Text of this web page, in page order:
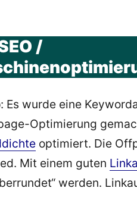
/
Es wurde eine
Optimierung
optimiert. Die
Mit einem guten
werden.